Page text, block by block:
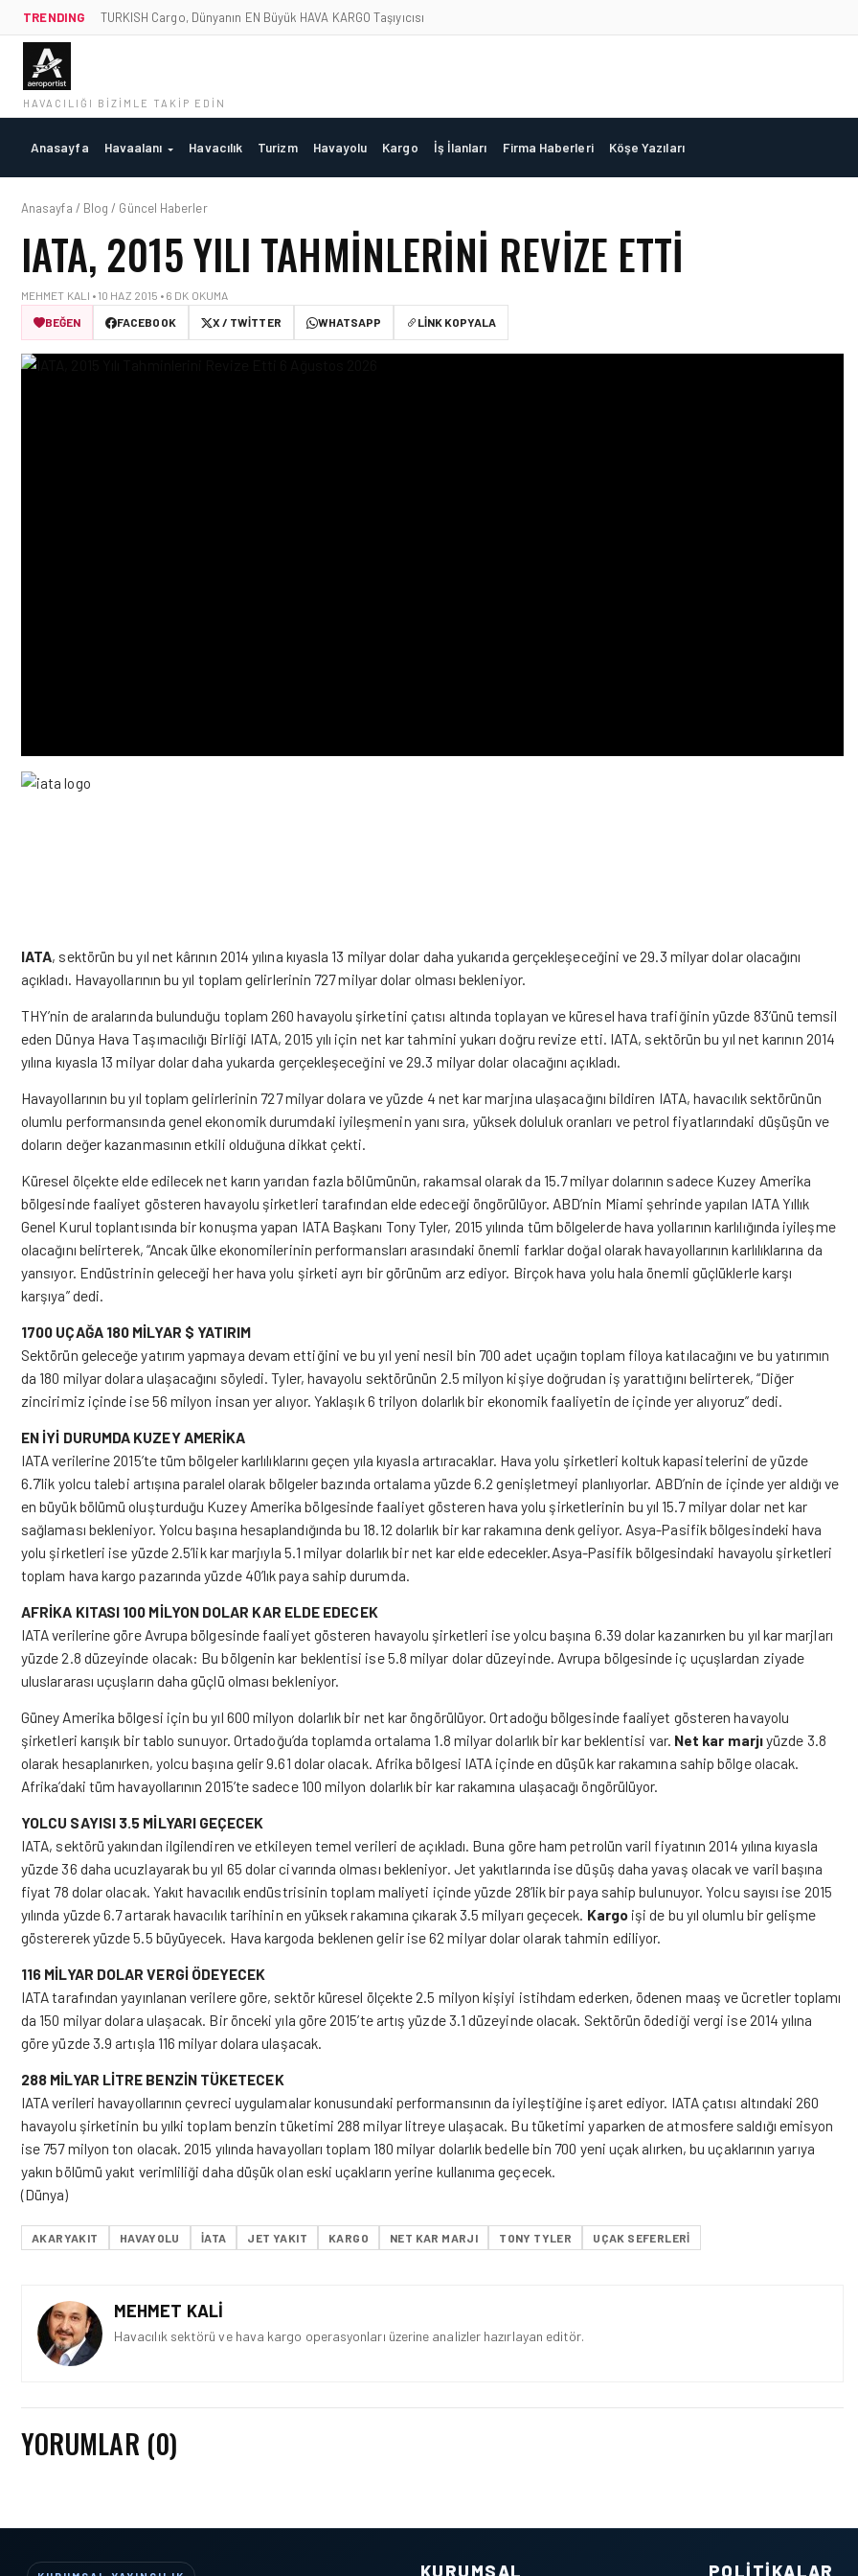
TRENDING TURKISH Cargo, Dünyanın EN Büyük HAVA KARGO Taşıyıcısı
HAVACILIĞI BIZIMLE TAKIP EDIN
Anasayfa Havaalanı Havacılık Turizm Havayolu Kargo İş İlanları Firma Haberleri Köşe Yazıları
Anasayfa / Blog / Güncel Haberler
IATA, 2015 YILI TAHMINLERINI REVIZE ETTI
MEHMET KALI • 10 HAZ 2015 • 6 DK OKUMA
BEĞEN
FACEBOOK X / TWITTER WHATSAPP LINK KOPYALA
IATA, sektörün bu yıl net kârının 2014 yılına kıyasla 13 milyar dolar daha yukarıda gerçekleşeceğini ve 29.3 milyar dolar olacağını
açıkladı. Havayollarının bu yıl toplam gelirlerinin 727 milyar dolar olması bekleniyor.
THY’nin de aralarında bulunduğu toplam 260 havayolu şirketini çatısı altında toplayan ve küresel hava trafiğinin yüzde 83’ünü temsil
eden Dünya Hava Taşımacılığı Birliği IATA, 2015 yılı için net kar tahmini yukarı doğru revize etti. IATA, sektörün bu yıl net karının 2014
yılına kıyasla 13 milyar dolar daha yukarda gerçekleşeceğini ve 29.3 milyar dolar olacağını açıkladı.
Havayollarının bu yıl toplam gelirlerinin 727 milyar dolara ve yüzde 4 net kar marjına ulaşacağını bildiren IATA, havacılık sektörünün
olumlu performansında genel ekonomik durumdaki iyileşmenin yanı sıra, yüksek doluluk oranları ve petrol fiyatlarındaki düşüşün ve
doların değer kazanmasının etkili olduğuna dikkat çekti.
Küresel ölçekte elde edilecek net karın yarıdan fazla bölümünün, rakamsal olarak da 15.7 milyar dolarının sadece Kuzey Amerika
bölgesinde faaliyet gösteren havayolu şirketleri tarafından elde edeceği öngörülüyor. ABD’nin Miami şehrinde yapılan IATA Yıllık
Genel Kurul toplantısında bir konuşma yapan IATA Başkanı Tony Tyler, 2015 yılında tüm bölgelerde hava yollarının karlılığında iyileşme
olacağını belirterek, “Ancak ülke ekonomilerinin performansları arasındaki önemli farklar doğal olarak havayollarının karlılıklarına da
yansıyor. Endüstrinin geleceği her hava yolu şirketi ayrı bir görünüm arz ediyor. Birçok hava yolu hala önemli güçlüklerle karşı
karşıya” dedi.
1700 UÇAĞA 180 MİLYAR $ YATIRIM
Sektörün geleceğe yatırım yapmaya devam ettiğini ve bu yıl yeni nesil bin 700 adet uçağın toplam filoya katılacağını ve bu yatırımın
da 180 milyar dolara ulaşacağını söyledi. Tyler, havayolu sektörünün 2.5 milyon kişiye doğrudan iş yarattığını belirterek, “Diğer
zincirimiz içinde ise 56 milyon insan yer alıyor. Yaklaşık 6 trilyon dolarlık bir ekonomik faaliyetin de içinde yer alıyoruz” dedi.
EN İYİ DURUMDA KUZEY AMERİKA
IATA verilerine 2015’te tüm bölgeler karlılıklarını geçen yıla kıyasla artıracaklar. Hava yolu şirketleri koltuk kapasitelerini de yüzde
6.7’lik yolcu talebi artışına paralel olarak bölgeler bazında ortalama yüzde 6.2 genişletmeyi planlıyorlar. ABD’nin de içinde yer aldığı ve
en büyük bölümü oluşturduğu Kuzey Amerika bölgesinde faaliyet gösteren hava yolu şirketlerinin bu yıl 15.7 milyar dolar net kar
sağlaması bekleniyor. Yolcu başına hesaplandığında bu 18.12 dolarlık bir kar rakamına denk geliyor. Asya-Pasifik bölgesindeki hava
yolu şirketleri ise yüzde 2.5’lik kar marjıyla 5.1 milyar dolarlık bir net kar elde edecekler.Asya-Pasifik bölgesindaki havayolu şirketleri
toplam hava kargo pazarında yüzde 40’lık paya sahip durumda.
AFRİKA KITASI 100 MİLYON DOLAR KAR ELDE EDECEK
IATA verilerine göre Avrupa bölgesinde faaliyet gösteren havayolu şirketleri ise yolcu başına 6.39 dolar kazanırken bu yıl kar marjları
yüzde 2.8 düzeyinde olacak: Bu bölgenin kar beklentisi ise 5.8 milyar dolar düzeyinde. Avrupa bölgesinde iç uçuşlardan ziyade
uluslararası uçuşların daha güçlü olması bekleniyor.
Güney Amerika bölgesi için bu yıl 600 milyon dolarlık bir net kar öngörülüyor. Ortadoğu bölgesinde faaliyet gösteren havayolu
şirketleri karışık bir tablo sunuyor. Ortadoğu’da toplamda ortalama 1.8 milyar dolarlık bir kar beklentisi var. Net kar marjıyüzde 3.8
olarak hesaplanırken, yolcu başına gelir 9.61 dolar olacak. Afrika bölgesi IATA içinde en düşük kar rakamına sahip bölge olacak.
Afrika’daki tüm havayollarının 2015’te sadece 100 milyon dolarlık bir kar rakamına ulaşacağı öngörülüyor.
YOLCU SAYISI 3.5 MİLYARI GEÇECEK
IATA, sektörü yakından ilgilendiren ve etkileyen temel verileri de açıkladı. Buna göre ham petrolün varil fiyatının 2014 yılına kıyasla
yüzde 36 daha ucuzlayarak bu yıl 65 dolar civarında olması bekleniyor. Jet yakıtlarında ise düşüş daha yavaş olacak ve varil başına
fiyat 78 dolar olacak. Yakıt havacılık endüstrisinin toplam maliyeti içinde yüzde 28’lik bir paya sahip bulunuyor. Yolcu sayısı ise 2015
yılında yüzde 6.7 artarak havacılık tarihinin en yüksek rakamına çıkarak 3.5 milyarı geçecek. Kargoişi de bu yıl olumlu bir gelişme
göstererek yüzde 5.5 büyüyecek. Hava kargoda beklenen gelir ise 62 milyar dolar olarak tahmin ediliyor.
116 MİLYAR DOLAR VERGİ ÖDEYECEK
IATA tarafından yayınlanan verilere göre, sektör küresel ölçekte 2.5 milyon kişiyi istihdam ederken, ödenen maaş ve ücretler toplamı
da 150 milyar dolara ulaşacak. Bir önceki yıla göre 2015’te artış yüzde 3.1 düzeyinde olacak. Sektörün ödediği vergi ise 2014 yılına
göre yüzde 3.9 artışla 116 milyar dolara ulaşacak.
288 MİLYAR LİTRE BENZİN TÜKETECEK
IATA verileri havayollarının çevreci uygulamalar konusundaki performansının da iyileştiğine işaret ediyor. IATA çatısı altındaki 260
havayolu şirketinin bu yılki toplam benzin tüketimi 288 milyar litreye ulaşacak. Bu tüketimi yaparken de atmosfere saldığı emisyon
ise 757 milyon ton olacak. 2015 yılında havayolları toplam 180 milyar dolarlık bedelle bin 700 yeni uçak alırken, bu uçaklarının yarıya
yakın bölümü yakıt verimliliği daha düşük olan eski uçakların yerine kullanıma geçecek.
(Dünya)
AKARYAKIT HAVAYOLU IATA JET YAKIT KARGO NET KAR MARJI TONY TYLER UÇAK SEFERLERI
MEHMET KALI
Havacılık sektörü ve hava kargo operasyonları üzerine analizler hazırlayan editör.
YORUMLAR (0)
KURUMSAL POLITIKALAR